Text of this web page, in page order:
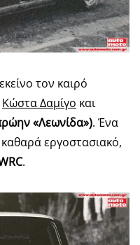
τον καιρό
Κώστα Δαμίγο και
«Λεωνίδα»). Ένα
εργοστασιακό,
.